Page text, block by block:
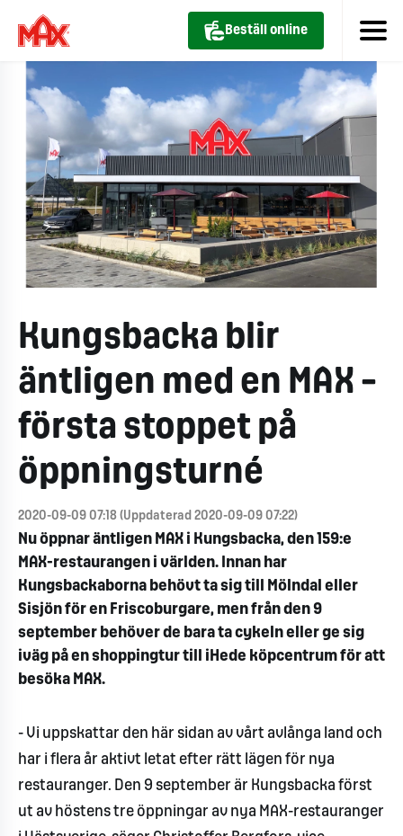
Beställ online
Kungsbacka blir
äntligen med en MAX –
första stoppet på
öppningsturné
2020-09-09 07:18 (Uppdaterad 2020-09-09 07:22)
Nu öppnar äntligen MAX i Kungsbacka, den 159:e
MAX-restaurangen i världen. Innan har
Kungsbackaborna behövt ta sig till Mölndal eller
Sisjön för en Friscoburgare, men från den 9
september behöver de bara ta cykeln eller ge sig
iväg på en shoppingtur till iHede köpcentrum för att
besöka MAX.
- Vi uppskattar den här sidan av vårt avlånga land och
har i flera år aktivt letat efter rätt lägen för nya
restauranger. Den 9 september är Kungsbacka först
ut av höstens tre öppningar av nya MAX-restauranger